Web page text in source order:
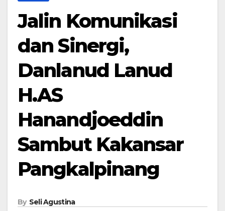
Jalin Komunikasi
dan Sinergi,
Danlanud Lanud
H.AS
Hanandjoeddin
Sambut Kakansar
Pangkalpinang
By Seli Agustina